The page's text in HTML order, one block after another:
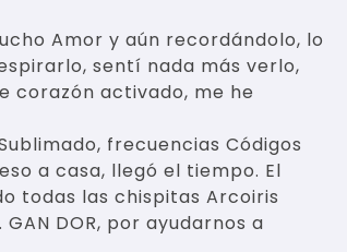
Amor y aún recordándolo, lo
sentí nada más verlo,
corazón activado, me he
frecuencias Códigos
a casa, llegó el tiempo. El
todas las chispitas Arcoiris
. GAN DOR, por ayudarnos a